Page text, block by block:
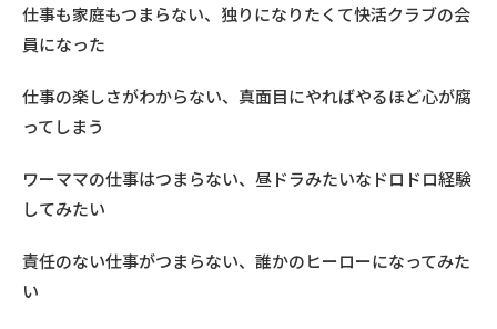
仕事も家庭もつまらない、独りになりたくて快活クラブの会
員になった
仕事の楽しさがわからない、真面目にやればやるほど心が腐
ってしまう
ワーママの仕事はつまらない、昼ドラみたいなドロドロ経験
してみたい
責任のない仕事がつまらない、誰かのヒーローになってみた
い